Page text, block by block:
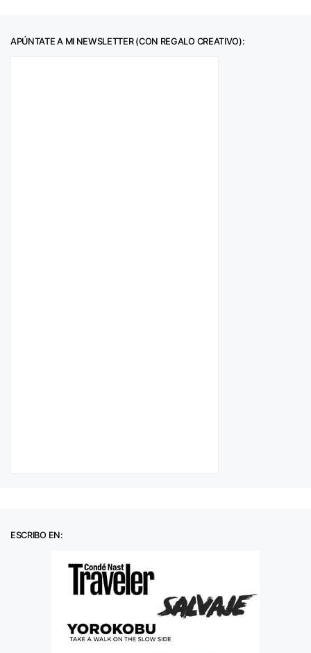
APÚNTATE A MI NEWSLETTER (CON REGALO CREATIVO):
ESCRIBO EN: